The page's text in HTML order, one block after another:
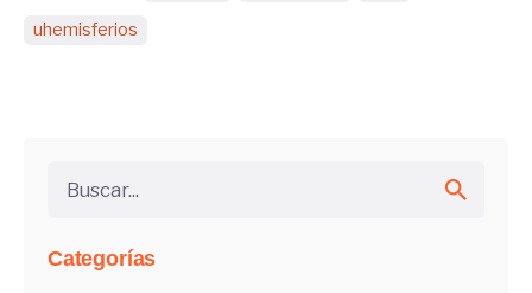
Categorías
uhemisferios